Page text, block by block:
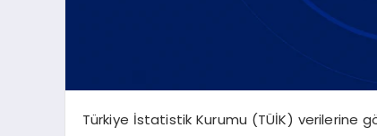
Türkiye İstatistik Kurumu (TÜİK) verilerine